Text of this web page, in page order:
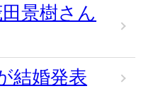
田景樹さん
結婚発表